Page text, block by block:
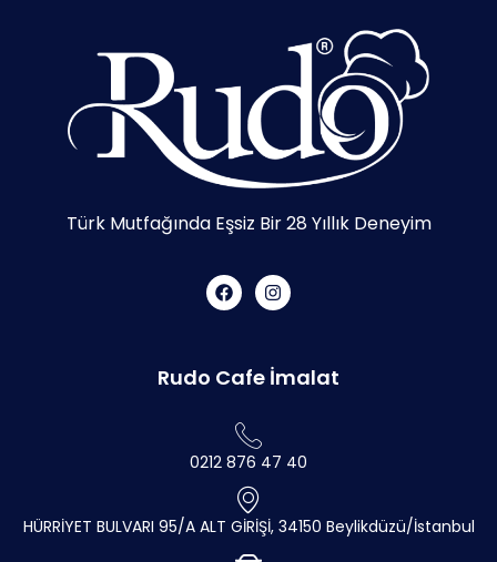
Türk Mutfağında Eşsiz Bir 28 Yıllık Deneyim
Rudo Cafe İmalat
0212 876 47 40
HÜRRİYET BULVARI 95/A ALT GİRİŞİ, 34150 Beylikdüzü/İstanbul